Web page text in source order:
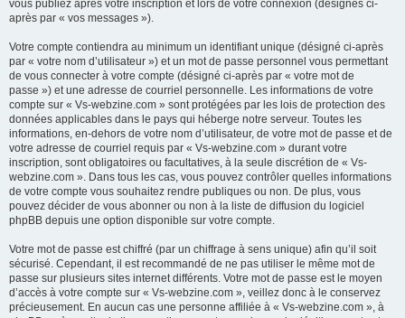
vous publiez après votre inscription et lors de votre connexion (désignés ci-
après par « vos messages »).
Votre compte contiendra au minimum un identifiant unique (désigné ci-après
par « votre nom d’utilisateur ») et un mot de passe personnel vous permettant
de vous connecter à votre compte (désigné ci-après par « votre mot de
passe ») et une adresse de courriel personnelle. Les informations de votre
compte sur « Vs-webzine.com » sont protégées par les lois de protection des
données applicables dans le pays qui héberge notre serveur. Toutes les
informations, en-dehors de votre nom d’utilisateur, de votre mot de passe et de
votre adresse de courriel requis par « Vs-webzine.com » durant votre
inscription, sont obligatoires ou facultatives, à la seule discrétion de « Vs-
webzine.com ». Dans tous les cas, vous pouvez contrôler quelles informations
de votre compte vous souhaitez rendre publiques ou non. De plus, vous
pouvez décider de vous abonner ou non à la liste de diffusion du logiciel
phpBB depuis une option disponible sur votre compte.
Votre mot de passe est chiffré (par un chiffrage à sens unique) afin qu’il soit
sécurisé. Cependant, il est recommandé de ne pas utiliser le même mot de
passe sur plusieurs sites internet différents. Votre mot de passe est le moyen
d’accès à votre compte sur « Vs-webzine.com », veillez donc à le conservez
précieusement. En aucun cas une personne affiliée à « Vs-webzine.com », à